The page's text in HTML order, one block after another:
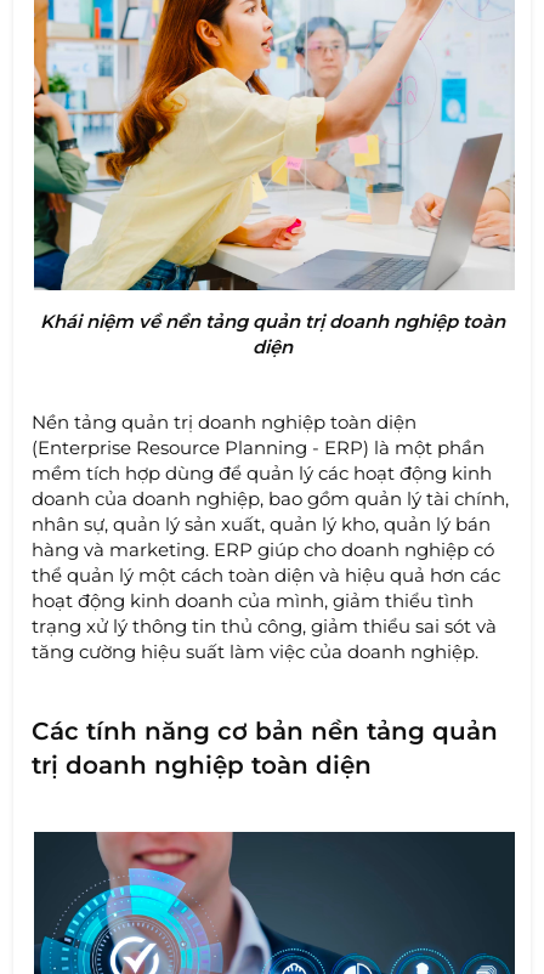
Khái niệm về nền tảng quản trị doanh nghiệp toàn
diện
Nền tảng quản trị doanh nghiệp toàn diện
(Enterprise Resource Planning - ERP) là một phần
mềm tích hợp dùng để quản lý các hoạt động kinh
doanh của doanh nghiệp, bao gồm quản lý tài chính,
nhân sự, quản lý sản xuất, quản lý kho, quản lý bán
hàng và marketing. ERP giúp cho doanh nghiệp có
thể quản lý một cách toàn diện và hiệu quả hơn các
hoạt động kinh doanh của mình, giảm thiểu tình
trạng xử lý thông tin thủ công, giảm thiểu sai sót và
tăng cường hiệu suất làm việc của doanh nghiệp.
Các tính năng cơ bản nền tảng quản
trị doanh nghiệp toàn diện